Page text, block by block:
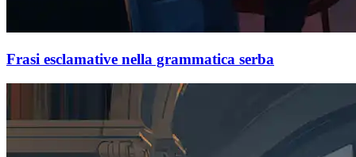
Frasi esclamative nella grammatica serba